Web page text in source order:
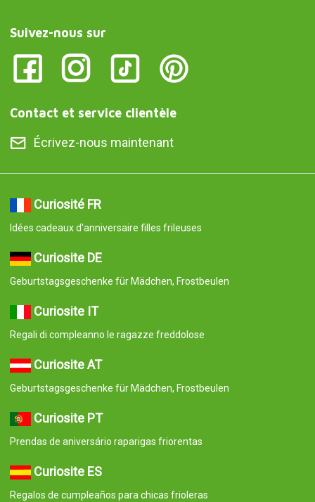
Suivez-nous sur
Contact et service clientèle
Écrivez-nous maintenant
Curiosité FR
Idées cadeaux d'anniversaire filles frileuses
Curiosite DE
Geburtstagsgeschenke für Mädchen, Frostbeulen
Curiosite IT
Regali di compleanno le ragazze freddolose
Curiosite AT
Geburtstagsgeschenke für Mädchen, Frostbeulen
Curiosite PT
Prendas de aniversário raparigas friorentas
Curiosite ES
Regalos de cumpleaños para chicas frioleras